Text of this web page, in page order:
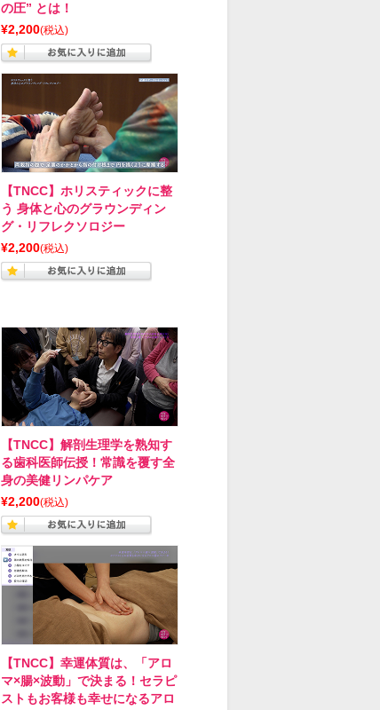
の圧” とは！
¥2,200(税込)
【TNCC】ホリスティックに整
う 身体と心のグラウンディン
グ・リフレクソロジー
¥2,200(税込)
【TNCC】解剖生理学を熟知す
る歯科医師伝授！常識を覆す全
身の美健リンパケア
¥2,200(税込)
【TNCC】幸運体質は、「アロ
マ×腸×波動」で決まる！セラピ
ストもお客様も幸せになるアロ